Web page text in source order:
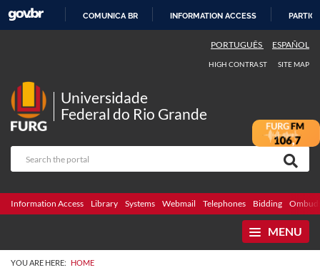
COMUNICA BR INFORMATION ACCESS
PORTUGUÊS ESPAÑOL
HIGH CONTRAST SITE MAP
Universidade
Federal do Rio Grande
Information Access Library Systems Webmail Telephones Bidding
MENU
YOU ARE HERE: HOME